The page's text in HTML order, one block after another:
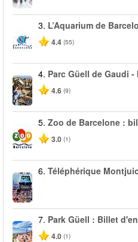
3. L’Aquarium de
4.4 (55)
4. Parc Güell de Gaudi
4.6 (9)
5. Zoo de Barcelone :
3.0 (1)
6. Téléphérique
7. Park Güell : Billet
4.0 (1)